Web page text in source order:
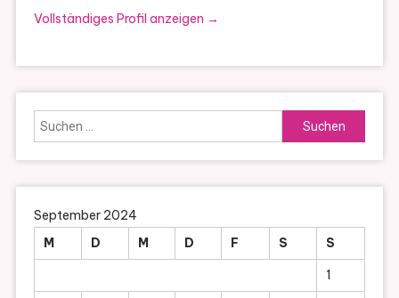
Vollständiges Profil anzeigen →
Suchen
nach:
September 2024
M
D M D F S
S
1